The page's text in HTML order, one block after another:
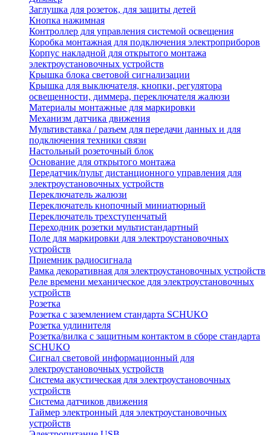
Заглушка для розеток, для защиты детей
Кнопка нажимная
Контроллер для управления системой освещения
Коробка монтажная для подключения электроприборов
Корпус накладной для открытого монтажа
электроустановочных устройств
Крышка блока световой сигнализации
Крышка для выключателя, кнопки, регулятора
освещенности, диммера, переключателя жалюзи
Материалы монтажные для маркировки
Механизм датчика движения
Мультивставка / разъем для передачи данных и для
подключения техники связи
Настольный розеточный блок
Основание для открытого монтажа
Передатчик/пульт дистанционного управления для
электроустановочных устройств
Переключатель жалюзи
Переключатель кнопочный миниатюрный
Переключатель трехступенчатый
Переходник розетки мультистандартный
Поле для маркировки для электроустановочных
устройств
Приемник радиосигнала
Рамка декоративная для электроустановочных устройств
Реле времени механическое для электроустановочных
устройств
Розетка
Розетка с заземлением стандарта SCHUKO
Розетка удлинителя
Розетка/вилка с защитным контактом в сборе стандарта
SCHUKO
Сигнал световой информационный для
электроустановочных устройств
Система акустическая для электроустановочных
устройств
Система датчиков движения
Таймер электронный для электроустановочных
устройств